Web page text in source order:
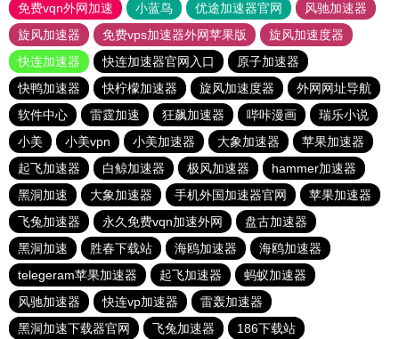
免费vqn外网加速
小蓝鸟 优途加速器官网
风驰加速器
旋风加速器
免费vps加速器外网苹果版
旋风加速度器
快连加速器
快连加速器官网入口
原子加速器
快鸭加速器
快柠檬加速器 旋风加速度器
外网网址导航
软件中心
雷霆加速 狂飙加速器 哔咔漫画
瑞乐小说
小美
小美vpn 小美加速器 大象加速器
苹果加速器
起飞加速器
白鲸加速器 极风加速器
hammer加速器
黑洞加速
大象加速器 手机外国加速器官网
苹果加速器
飞兔加速器
永久免费vqn加速外网
盘古加速器
黑洞加速
胜春下载站 海鸥加速器
海鸥加速器
telegeram苹果加速器
起飞加速器
蚂蚁加速器
风驰加速器
快连vp加速器
雷轰加速器
黑洞加速下载器官网
飞兔加速器 186下载站